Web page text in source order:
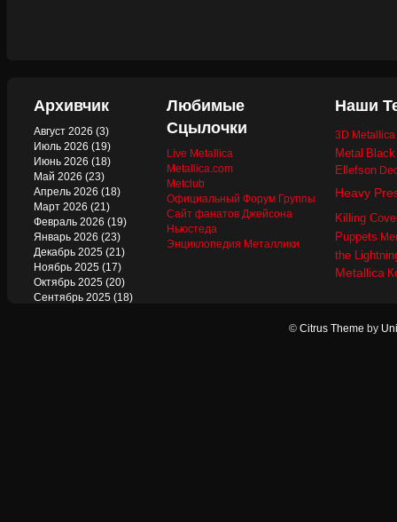
Архивчик
Август 2026 (3)
Июль 2026 (19)
Июнь 2026 (18)
Май 2026 (23)
Апрель 2026 (18)
Март 2026 (21)
Февраль 2026 (19)
Январь 2026 (23)
Декабрь 2025 (21)
Ноябрь 2025 (17)
Октябрь 2025 (20)
Сентябрь 2025 (18)
Любимые
Сцылочки
Live Metallica
Metallica.com
Metclub
Официальный Форум Группы
Сайт фанатов Джейсона
Ньюстеда
Энциклопедия Металлики
Наши
3D
Metal
Ellefson
Heavy
Killing
Puppets
the
Metallica
© Citrus Theme by